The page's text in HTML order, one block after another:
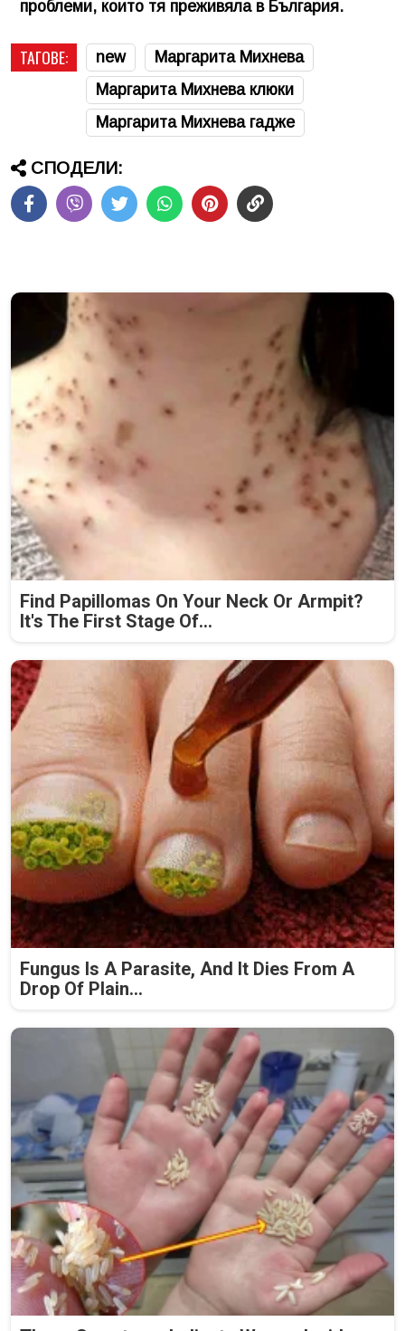
проблеми, които тя преживяла в България.
ТАГОВЕ: new
Маргарита Михнева
Маргарита Михнева клюки
Маргарита Михнева гадже
СПОДЕЛИ:
Find Papillomas On Your Neck Or Armpit?
It's The First Stage Of...
Fungus Is A Parasite, And It Dies From A
Drop Of Plain...